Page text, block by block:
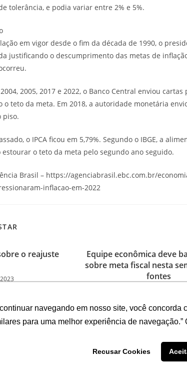
navegando em nosso site, você
para uma melhor experiência de
Recusar Cookies
tolerância, e podia variar entre 2% e 5%.
em vigor desde o fim da década de 1990, o
justificando o descumprimento das metas de
2004, 2005, 2017 e 2022, o Banco Central enviou
o teto da meta. Em 2018, a autoridade monetária
piso.
o IPCA ficou em 5,79%. Segundo o IBGE, a
estourar o teto da meta pelo segundo ano seguido.
Brasil – https://agenciabrasil.ebc.com.br/
inflacao-em-2022
o reajuste
Equipe econômica deve
sobre meta fiscal nesta
fontes